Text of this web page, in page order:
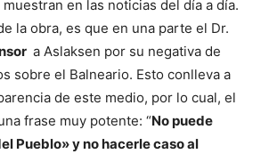
en las noticias del día a día.
la obra, es que en una parte el Dr.
a Aslaksen por su negativa de
sobre el Balneario. Esto conlleva a
de este medio, por lo cual, el
frase muy potente: “No puede
Pueblo» y no hacerle caso al